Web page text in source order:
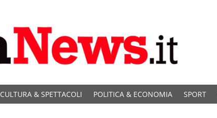
CULTURA & SPETTACOLI POLITICA & ECONOMIA SPORT